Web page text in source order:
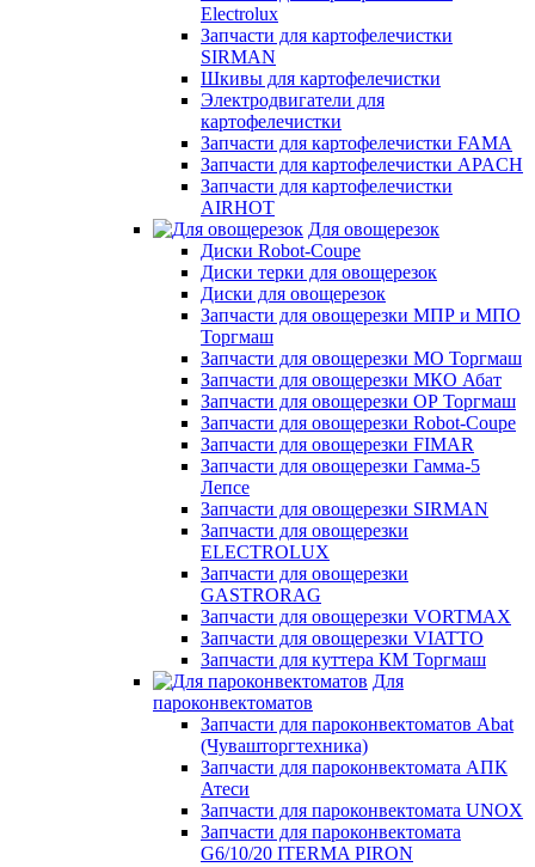
Electrolux
Запчасти для картофелечистки
SIRMAN
Шкивы для картофелечистки
Электродвигатели для
картофелечистки
Запчасти для картофелечистки FAMA
Запчасти для картофелечистки APACH
Запчасти для картофелечистки
AIRHOT
Для овощерезок
Диски Robot-Coupe
Диски терки для овощерезок
Диски для овощерезок
Запчасти для овощерезки МПР и МПО
Торгмаш
Запчасти для овощерезки МО Торгмаш
Запчасти для овощерезки МКО Абат
Запчасти для овощерезки ОР Торгмаш
Запчасти для овощерезки Robot-Coupe
Запчасти для овощерезки FIMAR
Запчасти для овощерезки Гамма-5
Лепсе
Запчасти для овощерезки SIRMAN
Запчасти для овощерезки
ELECTROLUX
Запчасти для овощерезки
GASTRORAG
Запчасти для овощерезки VORTMAX
Запчасти для овощерезки VIATTO
Запчасти для куттера КМ Торгмаш
Для
пароконвектоматов
Запчасти для пароконвектоматов Abat
(Чувашторгтехника)
Запчасти для пароконвектомата АПК
Атеси
Запчасти для пароконвектомата UNOX
Запчасти для пароконвектомата
G6/10/20 ITERMA PIRON